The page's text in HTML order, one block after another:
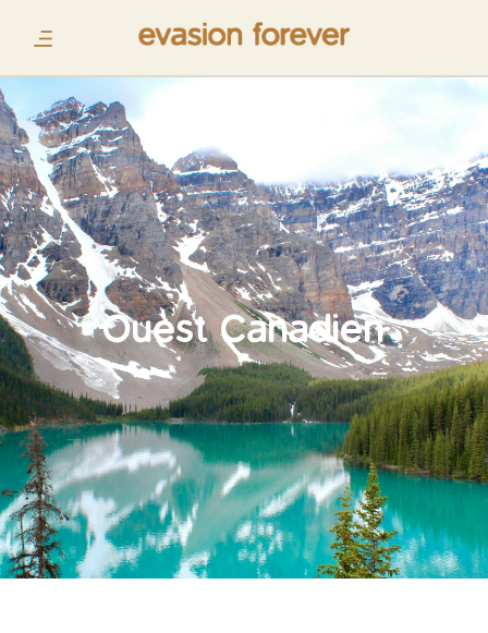
Ouest Canadien